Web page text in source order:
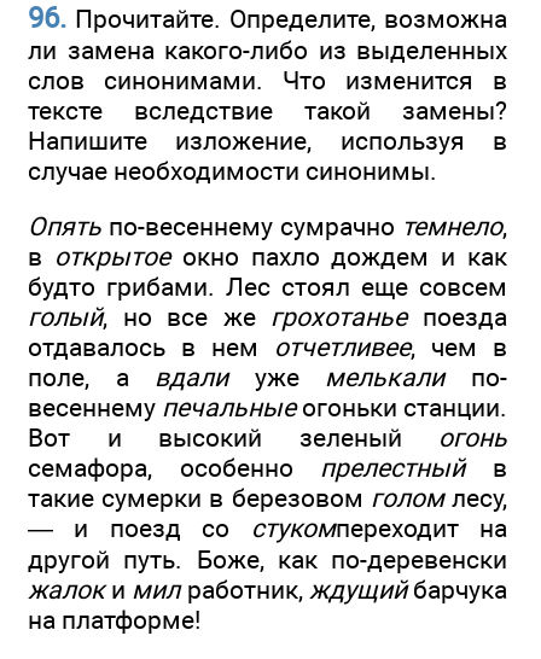
96. Прочитайте. Определите, возможна
ли замена какого-либо из выделенных
слов синонимами. Что изменится в
тексте вследствие такой замены?
Напишите изложение, используя в
случае необходимости синонимы.
Опять по-весеннему сумрачно темнело,
в открытоеокно пахло дождем и как
будто грибами. Лес стоял еще совсем
голый, но все же грохотаньепоезда
отдавалось в нем отчетливее, чем в
поле, а вдалиуже мелькалипо-
весеннему печальныеогоньки станции.
Вот и высокий зеленый огонь
семафора, особенно прелестныйв
такие сумерки в березовом голомлесу,
— и поезд со стукомпереходит на
другой путь. Боже, как по-деревенски
жалоки милработник, ждущийбарчука
на платформе!